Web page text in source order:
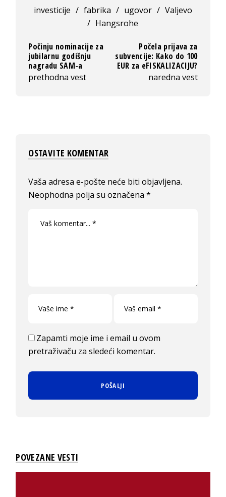
investicije / fabrika / ugovor / Valjevo
/ Hangsrohe
Počinju nominacije za
jubilarnu godišnju
nagradu SAM-a
prethodna vest
Počela prijava za
subvencije: Kako do 100
EUR za eFISKALIZACIJU?
naredna vest
OSTAVITE KOMENTAR
Vaša adresa e-pošte neće biti objavljena.
Neophodna polja su označena*
Zapamti moje ime i email u ovom
pretraživaču za sledeći komentar.
POVEZANE VESTI